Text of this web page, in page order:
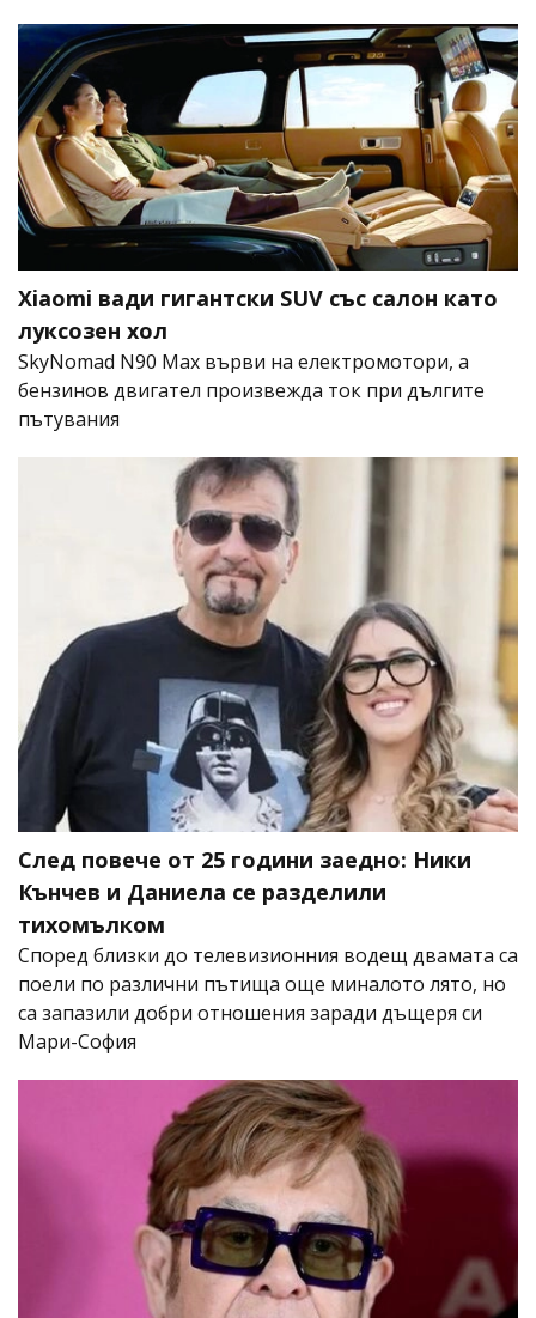
Xiaomi вади гигантски SUV със салон като
луксозен хол
SkyNomad N90 Max върви на електромотори, а
бензинов двигател произвежда ток при дългите
пътувания
След повече от 25 години заедно: Ники
Кънчев и Даниела се разделили
тихомълком
Според близки до телевизионния водещ двамата са
поели по различни пътища още миналото лято, но
са запазили добри отношения заради дъщеря си
Мари-София